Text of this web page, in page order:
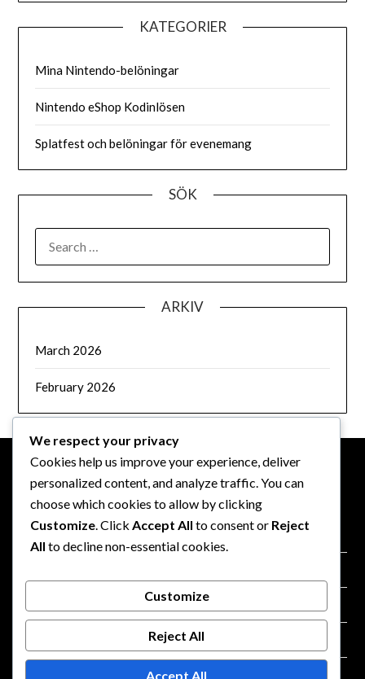
KATEGORIER
Mina Nintendo-belöningar
Nintendo eShop Kodinlösen
Splatfest och belöningar för evenemang
SÖK
FOR:
ARKIV
March 2026
February 2026
JURIDISKT
Din integritet
We respect your privacy
Cookies help us improve your experience, deliver
personalized content, and analyze traffic. You can
choose which cookies to allow by clicking
Customize . Click Accept All to consent or Reject
All to decline non-essential cookies.
Customize
Reject All
Accept All